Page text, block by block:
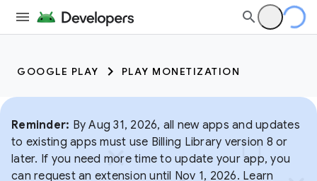
GOOGLE PLAY PLAY MONETIZATION
Reminder: By Aug 31, 2026, all new apps and updates
to existing apps must use Billing Library version 8 or
later. If you need more time to update your app, you
can request an extension until Nov 1, 2026. Learn